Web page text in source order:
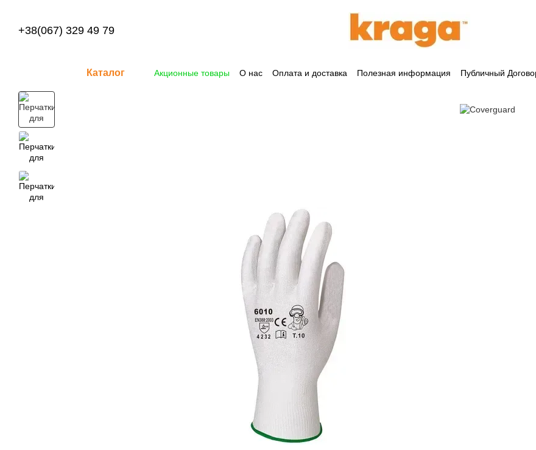
+38(067) 329 49 79
Каталог Акционные товары О нас Оплата и доставка Полезная информация Публичный